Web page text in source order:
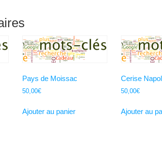
Pays de Moissac
50,00€
Ajouter au panier
Cerise
50,00€
Ajouter au